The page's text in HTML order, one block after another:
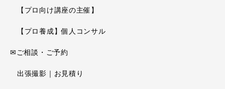
【プロ向け講座の主催】
【プロ養成】個人コンサル
✉ご相談・ご予約
出張撮影｜お見積り